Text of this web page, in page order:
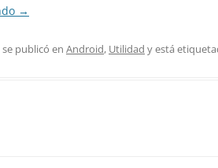
→
publicó en Android, Utilidad y está